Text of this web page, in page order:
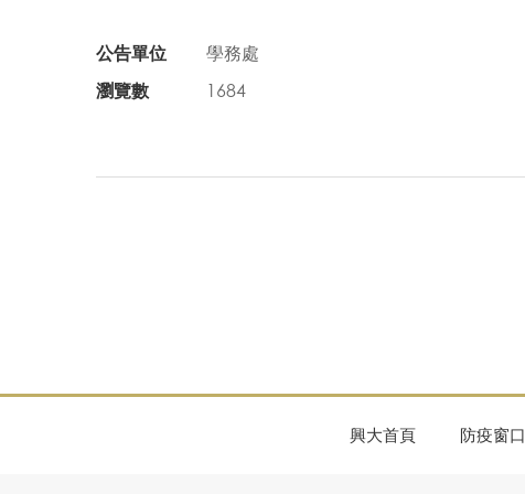
公告單位
學務處
瀏覽數
1684
興大首頁 防疫窗口